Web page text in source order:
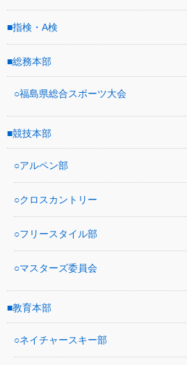
指検・A検
総務本部
福島県総合スポーツ大会
競技本部
アルペン部
クロスカントリー
フリースタイル部
マスターズ委員会
教育本部
ネイチャースキー部